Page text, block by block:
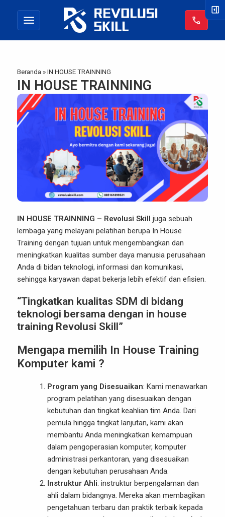
menu call
Beranda »IN HOUSE TRAINNING
IN HOUSE TRAINNING
IN HOUSE TRAINNING – Revolusi Skill juga sebuah
lembaga yang melayani pelatihan berupa In House
Training dengan tujuan untuk mengembangkan dan
meningkatkan kualitas sumber daya manusia perusahaan
Anda di bidan teknologi, informasi dan komunikasi,
sehingga karyawan dapat bekerja lebih efektif dan efisien.
“Tingkatkan kualitas SDM di bidang
teknologi bersama dengan in house
training Revolusi Skill”
Mengapa memilih In House Training
Komputer kami ?
Program yang Disesuaikan: Kami menawarkan
program pelatihan yang disesuaikan dengan
kebutuhan dan tingkat keahlian tim Anda. Dari
pemula hingga tingkat lanjutan, kami akan
membantu Anda meningkatkan kemampuan
dalam pengoperasian komputer, komputer
administrasi perkantoran, yang disesuaikan
dengan kebutuhan perusahaan Anda.
Instruktur Ahli: instruktur berpengalaman dan
ahli dalam bidangnya. Mereka akan membagikan
pengetahuan terbaru dan praktik terbaik kepada
right_panel_open